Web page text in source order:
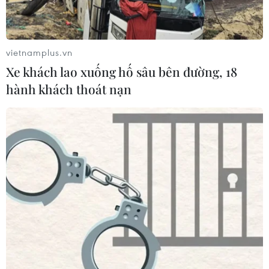
giúp bé gái phục hồi sau 10 năm
06/08/2026 07:15
Việt Nam hướng tới làm
chủ 10 công nghệ lõi vào năm 2030
Việt Nam và Lào thúc đẩy hợp tác
khoa học
05/08/2026 23:43
Phát triển mô hình AI giải mã “ngôn
vietnamplus.vn
Xe khách lao xuống hố sâu bên đường, 18
hành khách thoát nạn